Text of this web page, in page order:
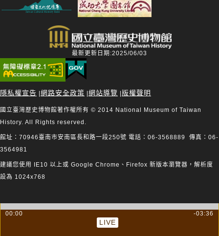
最新更新日期:2025/06/03
隱私權宣告 網路安全政策 網站導覽 版權聲明
國立臺灣歷史博物館著作權所有 © 2014 National Museum of Taiwan
History. All Rights reserved.
館址：70946臺南市安南區長和路一段250號 電話：06-3568889 傳真：06-
3564981
建議您使用 IE10 以上或 Google Chrome、Firefox 新版本瀏覽器，解析度
設為 1024x768
00:00 -03:36
LIVE